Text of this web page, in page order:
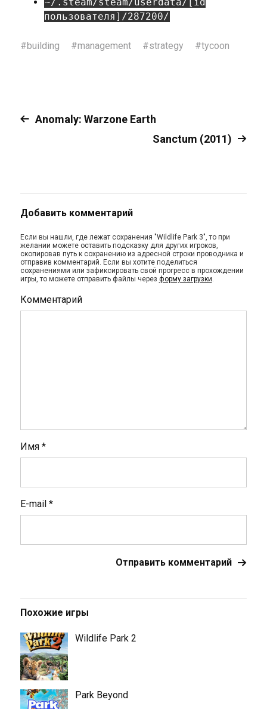
пользователя]/287200/
#building #management #strategy #tycoon
Anomaly: Warzone Earth
Sanctum (2011)
Добавить комментарий
Если вы нашли, где лежат сохранения "Wildlife Park 3", то при
желании можете оставить подсказку для других игроков,
скопировав путь к сохранению из адресной строки проводника и
отправив комментарий. Если вы хотите поделиться
сохранениями или зафиксировать свой прогресс в прохождении
игры, то можете отправить файлы через форму загрузки.
Комментарий
Имя *
E-mail *
Похожие игры
Wildlife Park 2
Park Beyond